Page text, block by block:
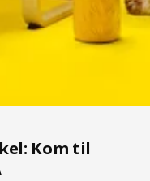
Kom til